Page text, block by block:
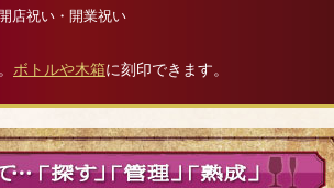
店祝い・開業祝い
ボトルや木箱に刻印できます。